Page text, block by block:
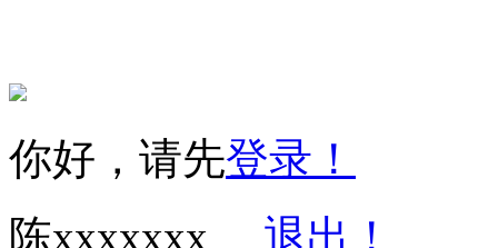
你好，请先登录！
陈xxxxxxx
退出！